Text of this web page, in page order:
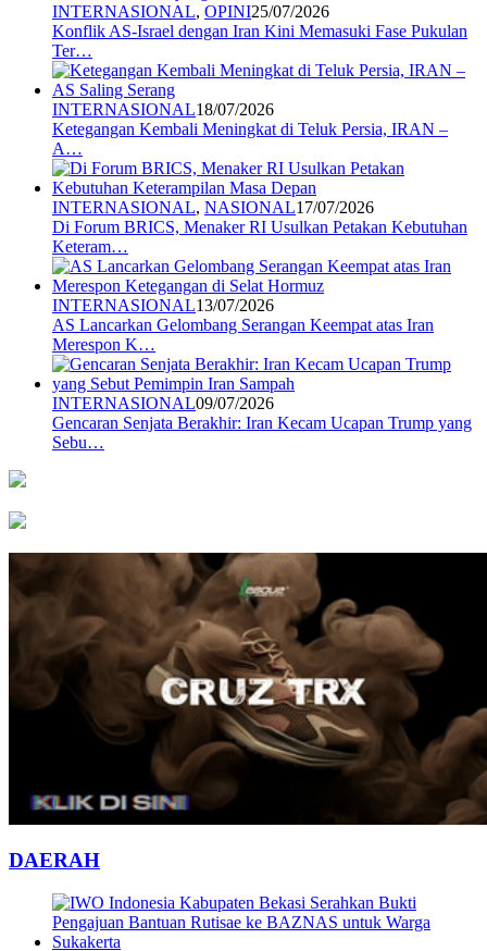
INTERNASIONAL, OPINI25/07/2026
Konflik AS-Israel dengan Iran Kini Memasuki Fase Pukulan
Ter…
INTERNASIONAL18/07/2026
Ketegangan Kembali Meningkat di Teluk Persia, IRAN –
A…
INTERNASIONAL, NASIONAL17/07/2026
Di Forum BRICS, Menaker RI Usulkan Petakan Kebutuhan
Keteram…
INTERNASIONAL13/07/2026
AS Lancarkan Gelombang Serangan Keempat atas Iran
Merespon K…
INTERNASIONAL09/07/2026
Gencaran Senjata Berakhir: Iran Kecam Ucapan Trump yang
Sebu…
DAERAH